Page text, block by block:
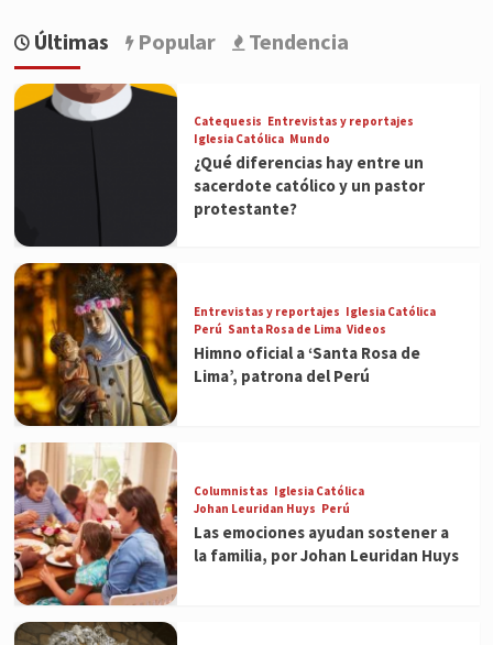
Últimas Popular Tendencia
Catequesis Entrevistas y reportajes
Iglesia Católica Mundo
¿Qué diferencias hay entre un
sacerdote católico y un pastor
protestante?
Entrevistas y reportajes Iglesia Católica
Perú Santa Rosa de Lima Videos
Himno oficial a ‘Santa Rosa de
Lima’, patrona del Perú
Columnistas Iglesia Católica
Johan Leuridan Huys Perú
Las emociones ayudan sostener a
la familia, por Johan Leuridan Huys